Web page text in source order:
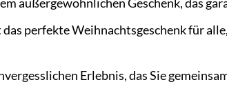
außergewöhnlichen Geschenk, das
das perfekte Weihnachtsgeschenk für
Erlebnis, das Sie